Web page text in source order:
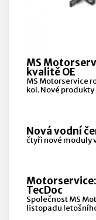
MS
kvalitě OE
MS Motorservice
kol. Nové
Nová vodní
čtyři nové moduly
TecDoc
Společnost MS
listopadu